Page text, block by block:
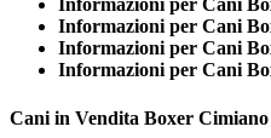
Informazioni per Cani
Informazioni per Cani
Informazioni per Cani
Informazioni per Cani
Cani in Vendita Boxer